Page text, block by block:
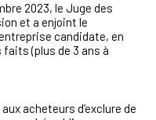
2023, le Juge des
et a enjoint le
candidate, en
(plus de 3 ans à
acheteurs d’exclure de